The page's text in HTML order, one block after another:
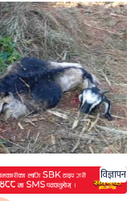
विज्ञापन